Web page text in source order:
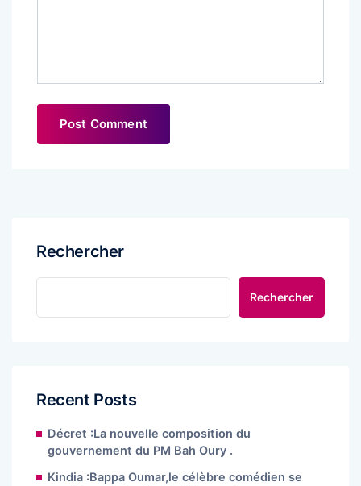
Rechercher
Rechercher
Recent Posts
Décret :La nouvelle composition du
gouvernement du PM Bah Oury .
Kindia :Bappa Oumar,le célèbre comédien se